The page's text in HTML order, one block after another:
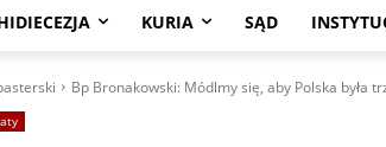
KURIA SĄD
Bp Bronakowski: Módlmy się, aby Polska była